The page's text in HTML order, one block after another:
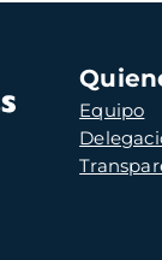
Navegación
principal
Equipo